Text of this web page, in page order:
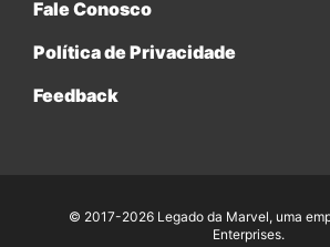
Fale Conosco
Política de Privacidade
Feedback
© 2017-2026 Legado da Marvel, uma
Enterprises.